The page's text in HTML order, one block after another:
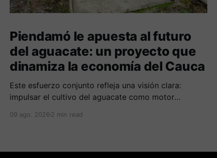
Piendamó le apuesta al futuro
del aguacate: un proyecto que
dinamiza la economía del Cauca
Este esfuerzo conjunto refleja una visión clara:
impulsar el cultivo del aguacate como motor
campesinas de la región.
09 ago. 2026 2 min read